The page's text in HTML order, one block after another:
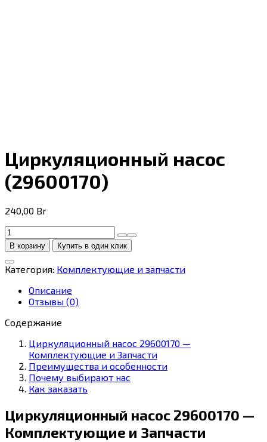
Циркуляционный насос
(29600170)
240,00 Br
Количество
товара
Циркуляционный
насос
(29600170)
В корзину Купить в один клик
Категория: Комплектующие и запчасти
Описание
Отзывы (0)
Содержание
Циркуляционный насос 29600170 —
Комплектующие и Запчасти
Преимущества и особенности
Почему выбирают нас
Как заказать
Циркуляционный насос 29600170 —
Комплектующие и Запчасти